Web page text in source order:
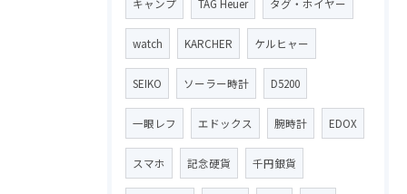
キャンプ TAG Heuer タグ・ホイヤー
watch KARCHER ケルヒャー
SEIKO ソーラー時計 D5200
一眼レフ エドックス 腕時計 EDOX
スマホ 記念硬貨 千円銀貨